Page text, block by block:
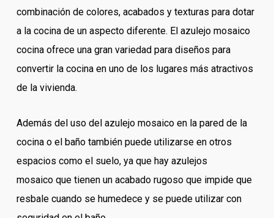
combinación de colores, acabados y texturas para dotar
a la cocina de un aspecto diferente. El azulejo mosaico
cocina ofrece una gran variedad para diseños para
convertir la cocina en uno de los lugares más atractivos
de la vivienda.
Además del uso del azulejo mosaico en la pared de la
cocina o el baño también puede utilizarse en otros
espacios como el suelo, ya que hay azulejos
mosaico que tienen un acabado rugoso que impide que
resbale cuando se humedece y se puede utilizar con